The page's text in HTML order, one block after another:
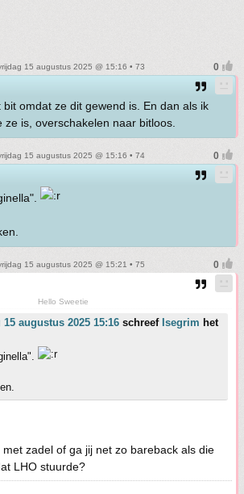
15 augustus 2025 @ 15:16 • 73
omdat ze dit gewend is. En dan als ik
ze is, overschakelen naar bitloos.
15 augustus 2025 @ 15:16 • 74
15 augustus 2025 @ 15:21 • 75
Hello Sweetie
augustus 2025 15:16 schreef Isegrim het
zadel of ga jij net zo bareback als die
LHO stuurde?